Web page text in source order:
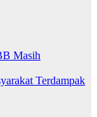
Masih
Terdampak